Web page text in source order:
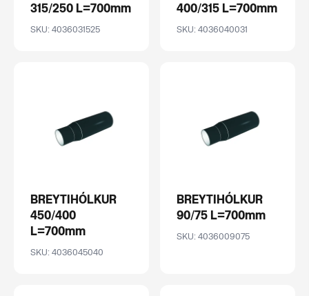
315/250 L=700mm
SKU: 4036031525
400/315 L=700mm
SKU: 4036040031
BREYTIHÓLKUR
450/400
L=700mm
SKU: 4036045040
BREYTIHÓLKUR
90/75 L=700mm
SKU: 4036009075